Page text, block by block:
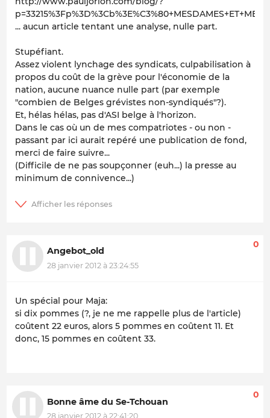
... aucun article tentant une analyse, nulle part.
Stupéfiant.
Assez violent lynchage des syndicats, culpabilisation à
propos du coût de la grève pour l'économie de la
nation, aucune nuance nulle part (par exemple
"combien de Belges grévistes non-syndiqués"?).
Et, hélas hélas, pas d'ASI belge à l'horizon.
Dans le cas où un de mes compatriotes - ou non -
passant par ici aurait repéré une publication de fond,
merci de faire suivre...
(Difficile de ne pas soupçonner (euh...) la presse au
minimum de connivence...)
Angebot_old
28 janvier 2012 à 23:24:55
0
Un spécial pour Maja:
si dix pommes (?, je ne me rappelle plus de l'article)
coûtent 22 euros, alors 5 pommes en coûtent 11. Et
donc, 15 pommes en coûtent 33.
Bonne âme du Se-Tchouan
28 janvier 2012 à 22:41:20
0